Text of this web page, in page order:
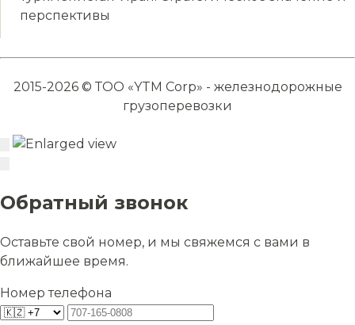
перспективы
2015-2026 © ТОО «YTM Corp» - железнодорожные
грузоперевозки
Обратный звонок
Оставьте свой номер, и мы свяжемся с вами в
ближайшее время.
Номер телефона